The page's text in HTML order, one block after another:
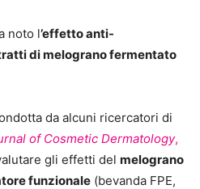
noto l’effetto anti-
di melograno fermentato
da alcuni ricercatori di
of Cosmetic Dermatology,
gli effetti del melograno
funzionale (bevanda FPE,